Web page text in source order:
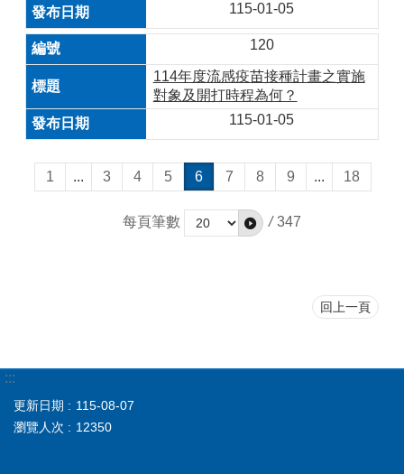
115-01-05
120
114年度流感疫苗接種計畫之實施
對象及開打時程為何？
115-01-05
1 ... 3 4 5 6 7 8 9 ... 18
每頁筆數 / 347
回上一頁
:::
更新日期
115-08-07
瀏覽人次
12350